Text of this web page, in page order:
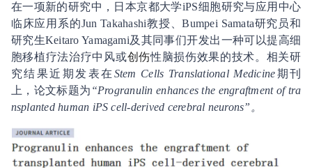
在一项新的研究中，日本京都大学iPS细胞研究与应用中心
临床应用系的Jun Takahashi教授、Bumpei Samata研究员和
研究生Keitaro Yamagami及其同事们开发出一种可以提高细
胞移植疗法治疗中风或创伤性脑损伤效果的技术。相关研
究结果近期发表在 Stem Cells Translational Medicine期刊
上，论文标题为 “Progranulin enhances the engraftment of tra
nsplanted human iPS cell-derived cerebral neurons”。